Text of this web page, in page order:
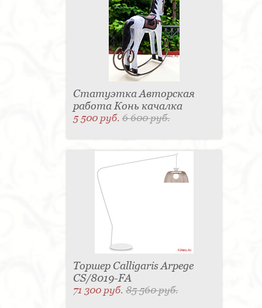
Статуэтка Авторская
работа Конь качалка
5 500 руб.6 600 руб.
Торшер Calligaris Arpege
CS/8019-FA
71 300 руб.85 560 руб.